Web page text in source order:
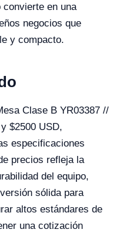
en una
negocios que
y compacto.
Clase B YR03387 //
$2500 USD,
especificaciones
precios refleja la
del equipo,
sólida para
altos estándares de
una cotización